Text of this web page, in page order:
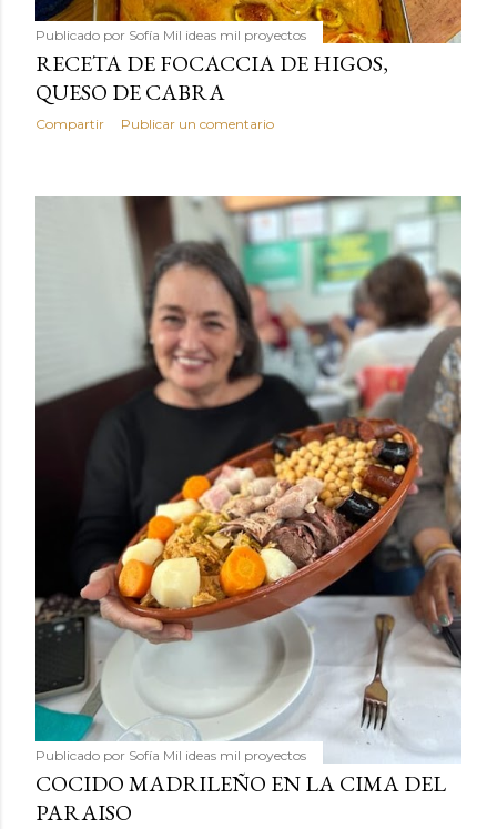
Publicado por Sofía Mil ideas mil proyectos
RECETA DE FOCACCIA DE HIGOS,
QUESO DE CABRA
Compartir Publicar un comentario
Publicado por Sofía Mil ideas mil proyectos
COCIDO MADRILEÑO EN LA CIMA DEL
PARAISO